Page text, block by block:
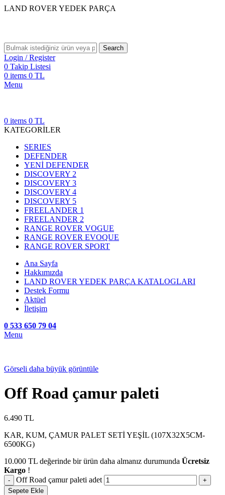
LAND ROVER YEDEK PARÇA
Search
Login / Register
0 Takip Listesi
0 items 0 TL
Menu
0 items 0 TL
KATEGORİLER
SERIES
DEFENDER
YENİ DEFENDER
DISCOVERY 2
DISCOVERY 3
DISCOVERY 4
DISCOVERY 5
FREELANDER 1
FREELANDER 2
RANGE ROVER VOGUE
RANGE ROVER EVOQUE
RANGE ROVER SPORT
Ana Sayfa
Hakkımızda
LAND ROVER YEDEK PARÇA KATALOGLARI
Destek Formu
Aktüel
İletişim
0 533 650 79 04
Menu
Görseli daha büyük görüntüle
Off Road çamur paleti
6.490 TL
KAR, KUM, ÇAMUR PALET SETİ YEŞİL (107X32X5CM-
6500KG)
10.000 TL değerinde bir ürün daha almanız durumunda Ücretsiz
Kargo !
Off Road çamur paleti adet
Sepete Ekle